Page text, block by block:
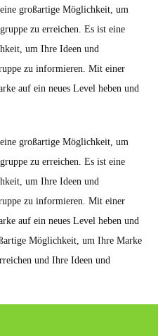
großartige Möglichkeit, um
zu erreichen. Es ist eine
um Ihre Ideen und
zu informieren. Mit einer
auf ein neues Level heben und
großartige Möglichkeit, um
zu erreichen. Es ist eine
um Ihre Ideen und
zu informieren. Mit einer
auf ein neues Level heben und
Möglichkeit, um Ihre Marke
und Ihre Ideen und